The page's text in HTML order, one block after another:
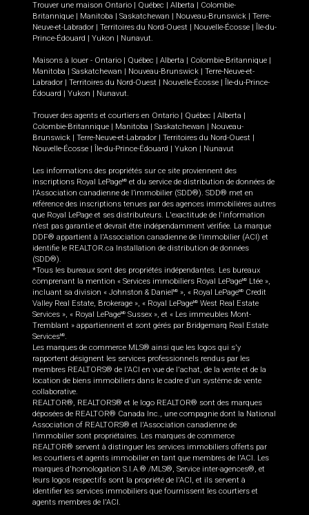
Trouver une maison Ontario Québec Alberta
Colombie-
Britannique
Manitoba Saskatchewan Nouveau-Brunswick
Terre-
Neuve-et-Labrador
Territoires du Nord-Ouest Nouvelle-Écosse
Île-du-
Prince-Édouard
Yukon Nunavut.
Maisons à louer - Ontario Québec Alberta Colombie-Britannique
Manitoba
Saskatchewan Nouveau-Brunswick
Terre-Neuve-et-
Labrador
Territoires du Nord-Ouest Nouvelle-Écosse
Île-du-Prince-
Édouard
Yukon Nunavut.
Trouver des agents et courtiers en Ontario Québec Alberta
Colombie-Britannique
Manitoba Saskatchewan
Nouveau-
Brunswick
Terre-Neuve-et-Labrador Territoires du Nord-Ouest
Nouvelle-Écosse
Île-du-Prince-Édouard Yukon Nunavut
Les informations des propriétés sur ce site proviennent des
inscriptions Royal LePageMD et du service de distribution de données de
l'Association canadienne de l’immobilier (SDD®). SDD® met en
référence des inscriptions tenues par des agences immobilières autres
que Royal LePage et ses distributeurs. L'exactitude de l'information
n'est pas garantie et devrait être indépendamment vérifiée. La marque
DDF® appartient à l'Association canadienne de l’immobilier (ACI) et
identifie le REALTOR.ca Installation de distribution de données
(SDD®).
*Tous les bureaux sont des propriétés indépendantes. Les bureaux
comprenant la mention « Services immobiliers Royal LePageMD
Ltée »,
incluant sa division « Johnston & Daniel MD », « Royal LePageMD
Credit
Valley Real Estate, Brokerage », « Royal LePageMD West Real Estate
Services », « Royal LePageMD Sussex », et « Les immeubles Mont-
Tremblant » appartiennent et sont gérés par Bridgemarq Real Estate
ServicesMD.
Les marques de commerce MLS® ainsi que les logos qui s'y
rapportent désignent les services professionnels rendus par les
membres REALTORS® de l'ACI en vue de l'achat, de la vente et de la
location de biens immobiliers dans le cadre d'un système de vente
collaborative.
REALTOR®, REALTORS® et le logo REALTOR® sont des marques
déposées de REALTOR® Canada Inc., une compagnie dont la National
Association of REALTORS® et l'Association canadienne de
l’immobilier sont propriétaires. Les marques de commerce
REALTOR® servent à distinguer les services immobiliers offerts par
les courtiers et agents immobilier en tant que membres de l'ACI. Les
marques d'homologation S.I.A.® /MLS®, Service inter-agences®, et
leurs logos respectifs sont la propriété de l'ACI, et ils servent à
identifier les services immobiliers que fournissent les courtiers et
agents membres de l'ACI.